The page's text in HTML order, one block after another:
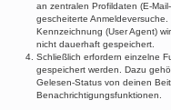
an zentralen Profildaten (E-
gescheiterte
Kennzeichnung (User Agent)
nicht dauerhaft gespeichert.
Schließlich erfordern einzelne
gespeichert werden. Dazu
Gelesen-Status von deinen
Benachrichtigungsfunktionen.